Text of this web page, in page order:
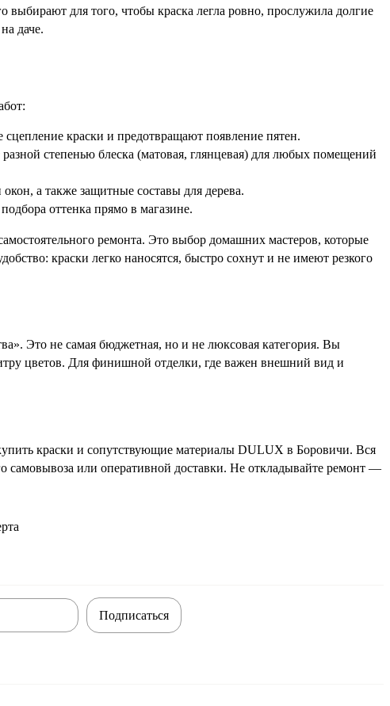
выбирают для того, чтобы краска легла ровно, прослужила долгие
даче.
краски и предотвращают появление пятен.
степенью блеска (матовая, глянцевая) для любых помещений
а также защитные составы для дерева.
оттенка прямо в магазине.
ремонта. Это выбор домашних мастеров, которые
краски легко наносятся, быстро сохнут и не имеют резкого
Это не самая бюджетная, но и не люксовая категория. Вы
цветов. Для финишной отделки, где важен внешний вид и
краски и сопутствующие материалы DULUX в Боровичи. Вся
самовывоза или оперативной доставки. Не откладывайте ремонт —
Подписаться